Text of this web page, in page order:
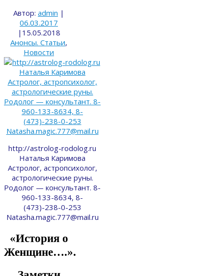
Автор: admin |
06.03.2017
| 15.05.2018
Анонсы. Статьи,
Новости
http://astrolog-rodolog.ru
Наталья Каримова
Астролог, астропсихолог,
астрологические руны.
Родолог — консультант. 8-
960-133-8634, 8-
(473)-238-0-253
Natasha.magic.777@mail.ru
«История о
Женщине….».